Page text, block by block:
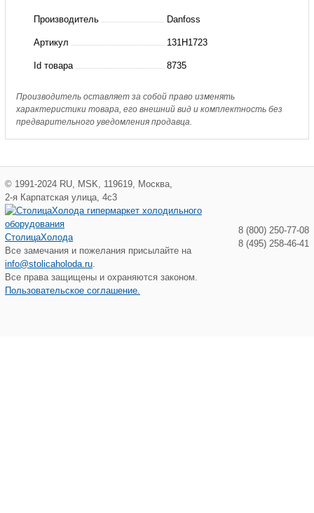
202,
55кВт,
106А,
IP55
Производитель Danfoss
Артикул 131H1723
Id товара 8735
Производитель оставляет за собой право изменять
характеристики товара, его внешний вид и комплектность без
предварительного уведомления продавца.
© 1991-2024 RU MSK 119619 Москва
2-я Карпатская улица, 4с3
СтолицаХолода
Все замечания и пожелания присылайте на
info@stolicaholoda.ru
Все права защищены и охраняются законом.
Пользовательское соглашение.
8 (800) 250-77-08
8 (495) 258-46-41